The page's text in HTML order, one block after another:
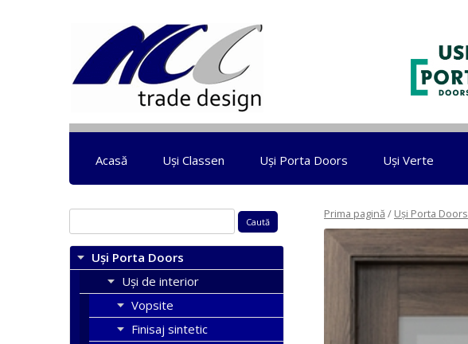
Acasă Uși Classen Uși Porta Doors Uși Verte
Prima pagină / Uși Porta Doors
după:
Uși Porta Doors
Uși de interior
Vopsite
Finisaj sintetic